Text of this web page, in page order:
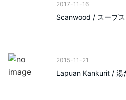
2017-11-16
Scanwood / スープ
2015-11-21
Lapuan Kankurit / 湯